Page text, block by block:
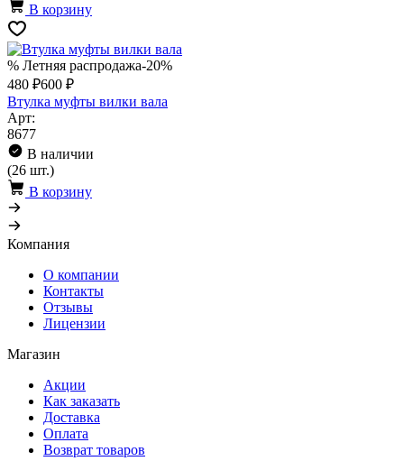
В корзину
% Летняя распродажа-20%
480 ₽600 ₽
Втулка муфты вилки вала
Арт:
8677
В наличии
(26 шт.)
В корзину
Компания
О компании
Контакты
Отзывы
Лицензии
Магазин
Акции
Как заказать
Доставка
Оплата
Возврат товаров